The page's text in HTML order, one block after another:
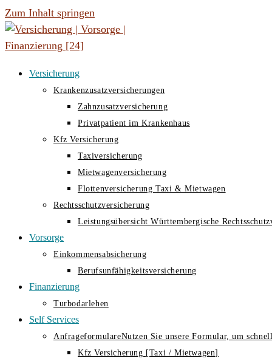
Zum Inhalt springen
Versicherung
Krankenzusatzversicherungen
Zahnzusatzversicherung
Privatpatient im Krankenhaus
Kfz Versicherung
Taxiversicherung
Mietwagenversicherung
Flottenversicherung Taxi & Mietwagen
Rechtsschutzversicherung
Leistungsübersicht Württembergische
Vorsorge
Einkommensabsicherung
Berufsunfähigkeitsversicherung
Finanzierung
Turbodarlehen
Self Services
AnfrageformulareNutzen Sie unsere Formular, um
Kfz Versicherung [Taxi / Mietwagen]